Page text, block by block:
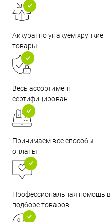
Аккуратно упакуем хрупкие
товары
Весь ассортимент
сертифицирован
Принимаем все способы
оплаты
Профессиональная помощь в
подборе товаров